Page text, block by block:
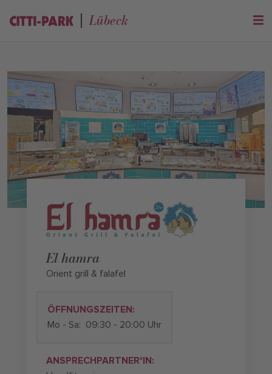
Lübeck
El hamra
Orient grill & falafel
ÖFFNUNGSZEITEN:
Mo - Sa: 09:30 - 20:00 Uhr
ANSPRECHPARTNER*IN: